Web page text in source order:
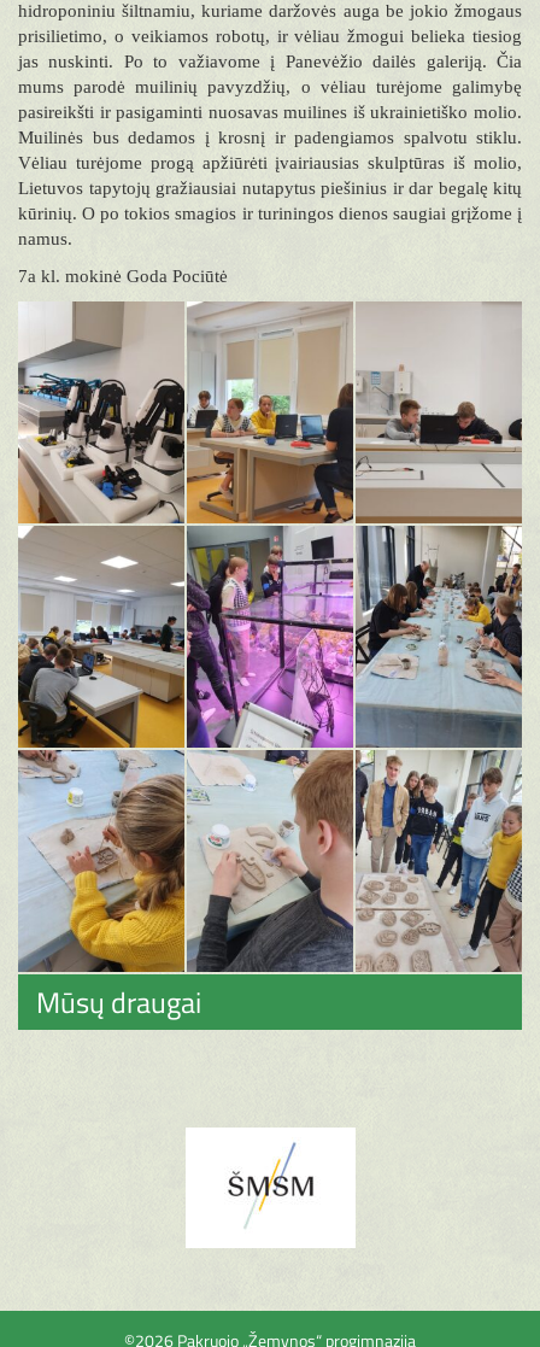
hidroponiniu šiltnamiu, kuriame daržovės auga be jokio žmogaus
prisilietimo, o veikiamos robotų, ir vėliau žmogui belieka tiesiog
jas nuskinti. Po to važiavome į Panevėžio dailės galeriją. Čia
mums parodė muilinių pavyzdžių, o vėliau turėjome galimybę
pasireikšti ir pasigaminti nuosavas muilines iš ukrainietiško molio.
Muilinės bus dedamos į krosnį ir padengiamos spalvotu stiklu.
Vėliau turėjome progą apžiūrėti įvairiausias skulptūras iš molio,
Lietuvos tapytojų gražiausiai nutapytus piešinius ir dar begalę kitų
kūrinių. O po tokios smagios ir turiningos dienos saugiai grįžome į
namus.
7a kl. mokinė Goda Pociūtė
Mūsų draugai
©2026 Pakruojo „Žemynos“ progimnazija